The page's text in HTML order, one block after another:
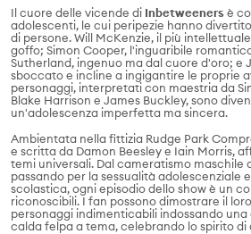
Il cuore delle vicende di Inbetweeners è
adolescenti, le cui peripezie hanno
di persone. Will McKenzie, il più
goffo; Simon Cooper, l'inguaribile
Sutherland, ingenuo ma dal cuore d'oro; e
sboccato e incline a ingigantire le proprie
personaggi, interpretati con maestria da
Blake Harrison e James Buckley, sono
un'adolescenza imperfetta ma sincera.
Ambientata nella fittizia Rudge Park
e scritta da Damon Beesley e Iain Morris,
temi universali. Dal cameratismo maschile
passando per la sessualità adolescenziale
scolastica, ogni episodio dello show è un
riconoscibili. I fan possono dimostrare il
personaggi indimenticabili indossando
calda felpa a tema, celebrando lo spirito di